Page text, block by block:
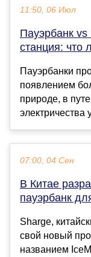
11:50, 06 Июл
Пауэрбанк vs
станция: что
Пауэрбанки
появлением
природе, в
электричества
07:00, 04 Сен
В Китае
пауэрбанк
Sharge,
свой новый
названием